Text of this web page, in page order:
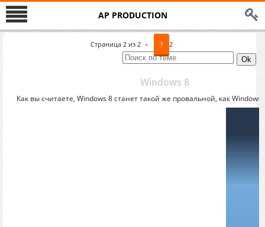
AP PRODUCTION
Страница 2 из 2 « 1 2
Windows 8
Как вы считаете, Windows 8 станет такой же провальной, как Windows